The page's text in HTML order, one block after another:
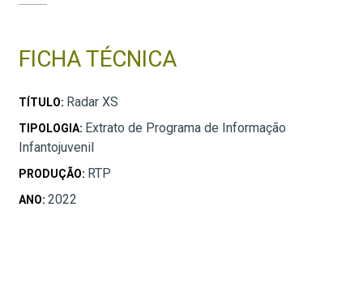
FICHA TÉCNICA
TÍTULO: Radar XS
TIPOLOGIA: Extrato de Programa de Informação
Infantojuvenil
PRODUÇÃO: RTP
ANO: 2022